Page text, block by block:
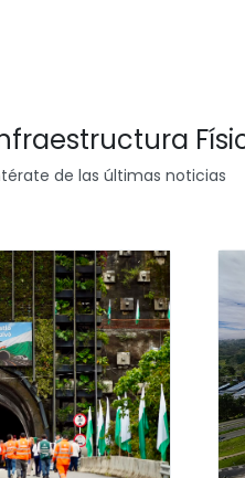
de las últimas noticias